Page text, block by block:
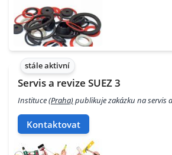
stále aktivní
Servis a revize SUEZ 3
Instituce(Praha)publikuje zakázku na servis
Kontaktovat